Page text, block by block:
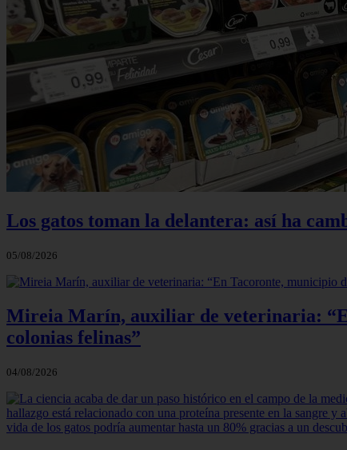
Los gatos toman la delantera: así ha
05/08/2026
Mireia Marín, auxiliar de veterinaria:
colonias felinas”
04/08/2026